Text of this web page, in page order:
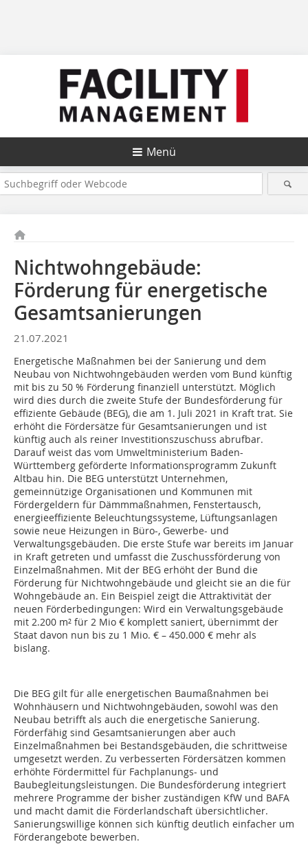
Menü
Nichtwohngebäude:
Förderung für energetische
Gesamtsanierungen
21.07.2021
Energetische Maßnahmen bei der Sanierung und dem
Neubau von Nichtwohngebäuden werden vom Bund künftig
mit bis zu 50 % Förderung finanziell unterstützt. Möglich
wird dies durch die zweite Stufe der Bundesförderung für
effiziente Gebäude (BEG), die am 1. Juli 2021 in Kraft trat. Sie
erhöht die Fördersätze für Gesamtsanierungen und ist
künftig auch als reiner Investitionszuschuss abrufbar.
Darauf weist das vom Umweltministerium Baden-
Württemberg geförderte Informationsprogramm Zukunft
Altbau hin. Die BEG unterstützt Unternehmen,
gemeinnützige Organisationen und Kommunen mit
Fördergeldern für Dämmmaßnahmen, Fenstertausch,
energieeffiziente Beleuchtungssysteme, Lüftungsanlagen
sowie neue Heizungen in Büro-, Gewerbe- und
Verwaltungsgebäuden. Die erste Stufe war bereits im Januar
in Kraft getreten und umfasst die Zuschussförderung von
Einzelmaßnahmen. Mit der BEG erhöht der Bund die
Förderung für Nichtwohngebäude und gleicht sie an die für
Wohngebäude an. Ein Beispiel zeigt die Attraktivität der
neuen Förderbedingungen: Wird ein Verwaltungsgebäude
mit 2.200 m² für 2 Mio € komplett saniert, übernimmt der
Staat davon nun bis zu 1 Mio. € – 450.000 € mehr als
bislang.
Die BEG gilt für alle energetischen Baumaßnahmen bei
Wohnhäusern und Nichtwohngebäuden, sowohl was den
Neubau betrifft als auch die energetische Sanierung.
Förderfähig sind Gesamtsanierungen aber auch
Einzelmaßnahmen bei Bestandsgebäuden, die schrittweise
umgesetzt werden. Zu verbesserten Fördersätzen kommen
erhöhte Fördermittel für Fachplanungs- und
Baubegleitungsleistungen. Die Bundesförderung integriert
mehrere Programme der bisher zuständigen KfW und BAFA
und macht damit die Förderlandschaft übersichtlicher.
Sanierungswillige können sich künftig deutlich einfacher um
Förderangebote bewerben.